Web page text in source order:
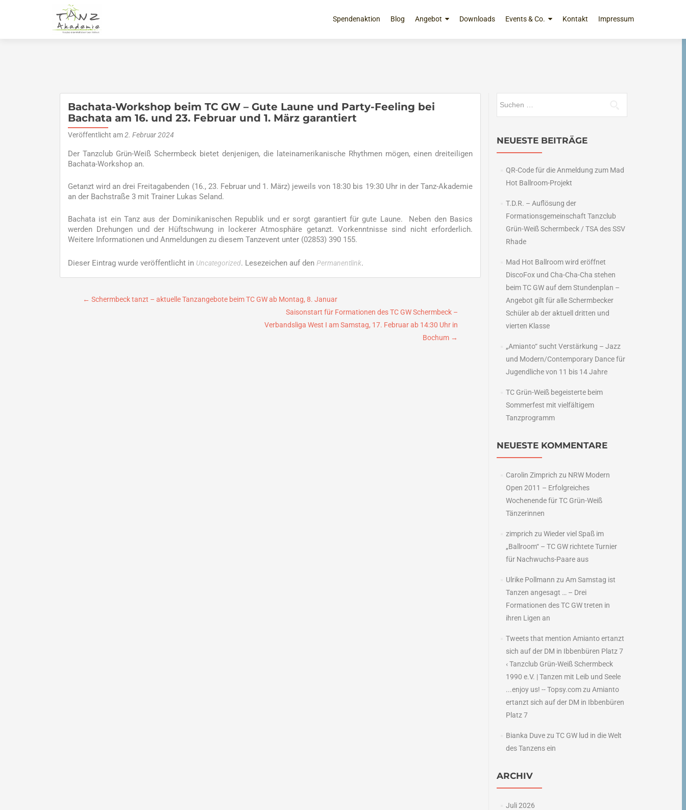
Inhalt
Spendenaktion Blog Angebot Downloads Events & Co. Kontakt Impressum
Bachata-Workshop beim TC GW – Gute Laune und Party-Feeling bei
Bachata am 16. und 23. Februar und 1. März garantiert
Veröffentlicht am2. Februar 2024
Der Tanzclub Grün-Weiß Schermbeck bietet denjenigen, die lateinamerikanische Rhythmen mögen, einen dreiteiligen
Bachata-Workshop an.
Getanzt wird an drei Freitagabenden (16., 23. Februar und 1. März) jeweils von 18:30 bis 19:30 Uhr in der Tanz-Akademie
an der Bachstraße 3 mit Trainer Lukas Seland.
Bachata ist ein Tanz aus der Dominikanischen Republik und er sorgt garantiert für gute Laune. Neben den Basics
werden Drehungen und der Hüftschwung in lockerer Atmosphäre getanzt. Vorkenntnisse sind nicht erforderlich.
Weitere Informationen und Anmeldungen zu diesem Tanzevent unter (02853) 390 155.
Dieser Eintrag wurde veröffentlicht in Uncategorized. Lesezeichen auf den Permanentlink.
Beitragsnavigation
← Schermbeck tanzt – aktuelle Tanzangebote beim TC GW ab Montag, 8. Januar
Saisonstart für Formationen des TC GW Schermbeck –
Verbandsliga West I am Samstag, 17. Februar ab 14:30 Uhr in
Bochum →
NEUESTE BEITRÄGE
QR-Code für die Anmeldung zum Mad
Hot Ballroom-Projekt
T.D.R. – Auflösung der
Formationsgemeinschaft Tanzclub
Grün-Weiß Schermbeck / TSA des SSV
Rhade
Mad Hot Ballroom wird eröffnet
DiscoFox und Cha-Cha-Cha stehen
beim TC GW auf dem Stundenplan –
Angebot gilt für alle Schermbecker
Schüler ab der aktuell dritten und
vierten Klasse
„Amianto“ sucht Verstärkung – Jazz
und Modern/Contemporary Dance für
Jugendliche von 11 bis 14 Jahre
TC Grün-Weiß begeisterte beim
Sommerfest mit vielfältigem
Tanzprogramm
NEUESTE KOMMENTARE
Carolin Zimprich zu NRW Modern
Open 2011 – Erfolgreiches
Wochenende für TC Grün-Weiß
Tänzerinnen
zimprich zu Wieder viel Spaß im
„Ballroom“ – TC GW richtete Turnier
für Nachwuchs-Paare aus
Ulrike Pollmann zu Am Samstag ist
Tanzen angesagt … – Drei
Formationen des TC GW treten in
ihren Ligen an
Tweets that mention Amianto ertanzt
sich auf der DM in Ibbenbüren Platz 7
‹ Tanzclub Grün-Weiß Schermbeck
1990 e.V. | Tanzen mit Leib und Seele
...enjoy us! -- Topsy.comzu Amianto
ertanzt sich auf der DM in Ibbenbüren
Platz 7
Bianka Duvezu TC GW lud in die Welt
des Tanzens ein
ARCHIV
Juli 2026